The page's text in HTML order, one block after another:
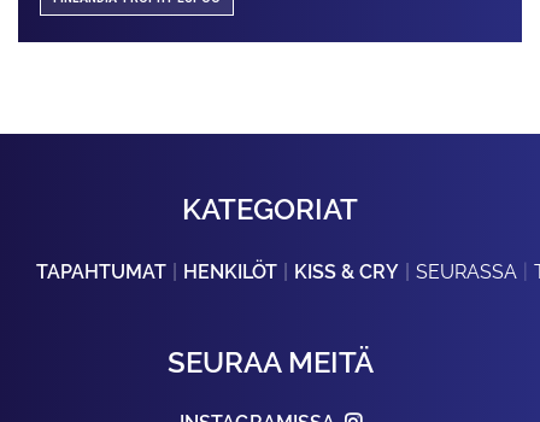
KATEGORIAT
TAPAHTUMAT HENKILÖT KISS & CRY SEURASSA
SEURAA MEITÄ